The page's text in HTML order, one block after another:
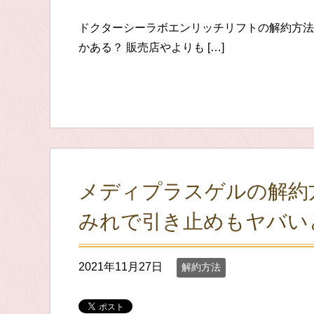
ドクターシーラボエンリッチリフトの解約
かある？ 販売店やよりも […]
メディプラスゲルの解
みれで引き止めもヤバ
2021年11月27日 解約方法